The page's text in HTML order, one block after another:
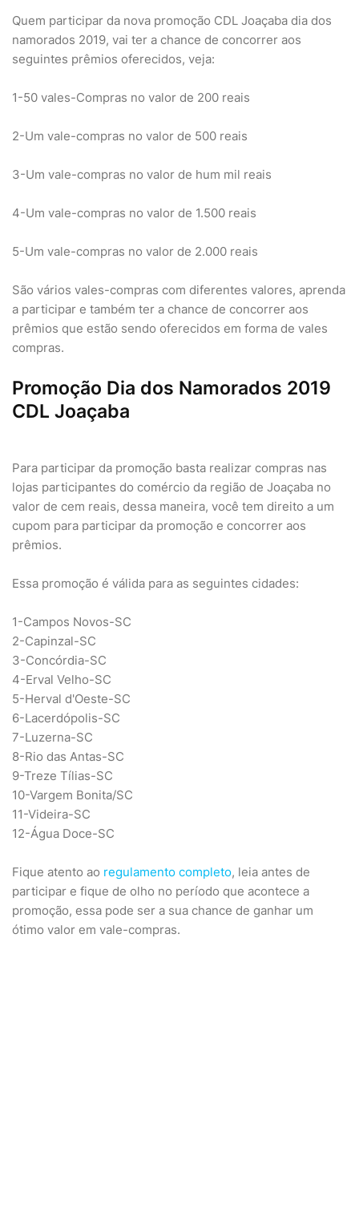
Quem participar da nova promoção CDL Joaçaba dia dos
namorados 2019, vai ter a chance de concorrer aos
seguintes prêmios oferecidos, veja:
1-50 vales-Compras no valor de 200 reais
2-Um vale-compras no valor de 500 reais
3-Um vale-compras no valor de hum mil reais
4-Um vale-compras no valor de 1.500 reais
5-Um vale-compras no valor de 2.000 reais
São vários vales-compras com diferentes valores, aprenda
a participar e também ter a chance de concorrer aos
prêmios que estão sendo oferecidos em forma de vales
compras.
Promoção Dia dos Namorados 2019
CDL Joaçaba
Para participar da promoção basta realizar compras nas
lojas participantes do comércio da região de Joaçaba no
valor de cem reais, dessa maneira, você tem direito a um
cupom para participar da promoção e concorrer aos
prêmios.
Essa promoção é válida para as seguintes cidades:
1-Campos Novos-SC
2-Capinzal-SC
3-Concórdia-SC
4-Erval Velho-SC
5-Herval d'Oeste-SC
6-Lacerdópolis-SC
7-Luzerna-SC
8-Rio das Antas-SC
9-Treze Tílias-SC
10-Vargem Bonita/SC
11-Videira-SC
12-Água Doce-SC
Fique atento ao regulamento completo, leia antes de
participar e fique de olho no período que acontece a
promoção, essa pode ser a sua chance de ganhar um
ótimo valor em vale-compras.